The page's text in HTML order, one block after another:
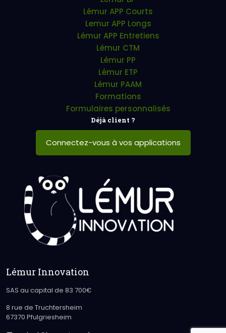
Lémur APP Courts
Lemur APP Longs
Lémur APP Entretiens
Lémur CTM
Lémur PP
Lémur ETP
Lémur PAAM
Formations
Formulaires personnalisés
Déjà client ?
Connectez-vous à vos applications
Lémur Innovation
SAS au capital de 83 700€
8 rue de Truchtersheim
67370 Pfulgriesheim